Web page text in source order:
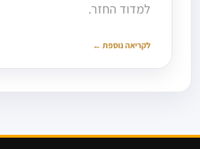
למדוד החזר.
לקריאה נוספת ←